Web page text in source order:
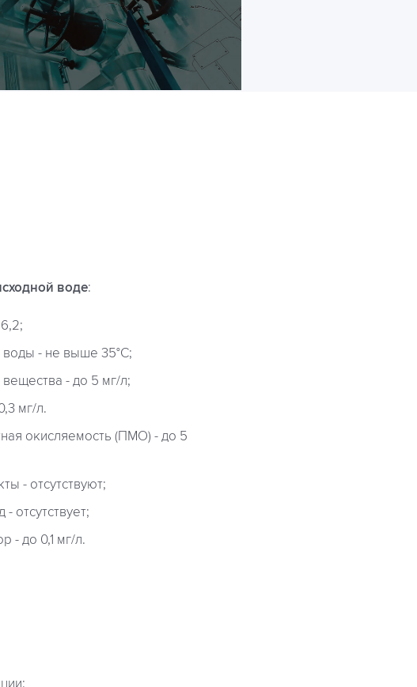
воде:
воды - не выше 35°С;
- до 5 мг/л;
мг/л.
окисляемость (ПМО) - до 5
- отсутствуют;
отсутствует;
- до 0,1 мг/л.